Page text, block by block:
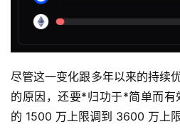
尽管这一变化跟多年以来的持续
的原因，还要*归功于*简单而
的 1500 万上限调到 3600 万上限